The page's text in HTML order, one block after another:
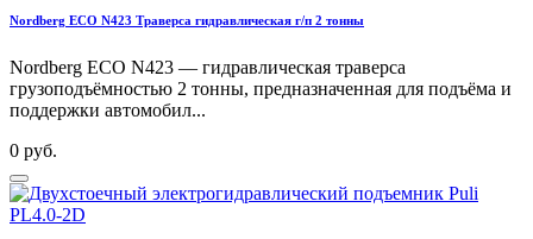
Nordberg ECO N423 Траверса гидравлическая г/п 2 тонны
Nordberg ECO N423 — гидравлическая траверса
грузоподъёмностью 2 тонны, предназначенная для подъёма и
поддержки автомобил...
0 руб.